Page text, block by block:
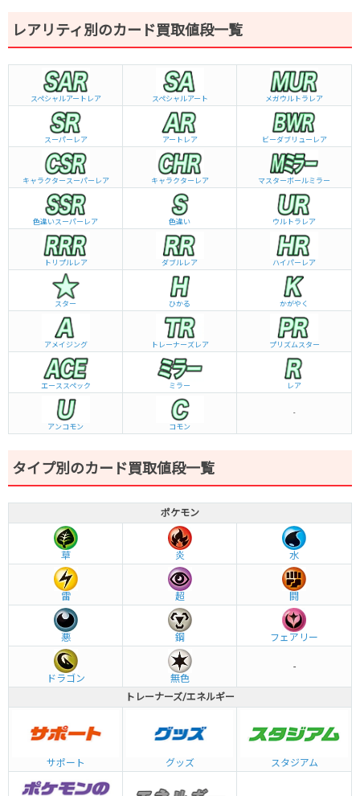
レアリティ別のカード買取値段一覧
スペシャルアートレア スペシャルアート メガウルトラレア
スーパーレア アートレア ビーダブリュー レア
キャラクタースーパーレア キャラクターレア マスターボールミラー
色違いスーパーレア 色違い ウルトラレア
トリプルレア ダブルレア ハイパーレア
スター ひかる かがやく
アメイジング トレーナーズレア プリズムスター
エーススペック ミラー レア
アンコモン コモン
-
タイプ別のカード買取値段一覧
ポケモン
草 炎 水
雷 超 闘
悪 鋼 フェアリー
ドラゴン 無色
-
トレーナーズ/エネルギー
サポート グッズ スタジアム